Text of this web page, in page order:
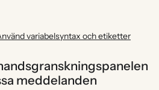
variabelsyntax och etiketter
meddelanden